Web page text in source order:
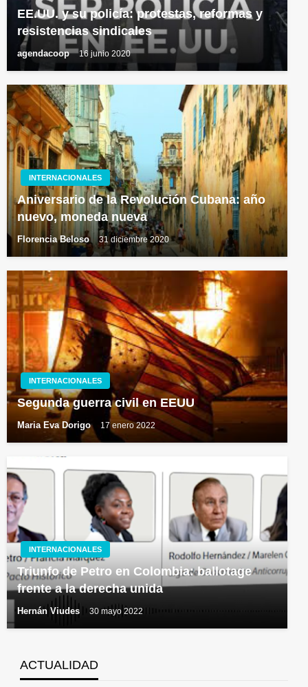
EE.UU. y su policía: protestas, reformas y
resistencias sindicales
agendacoop 16 junio 2020
INTERNACIONALES
Aniversario de la Revolución Cubana: año
nuevo, moneda nueva
Florencia Beloso 31 diciembre 2020
INTERNACIONALES
Segunda guerra civil en EEUU
Maria Eva Dorigo 17 enero 2022
INTERNACIONALES
Triunfo de Petro en Colombia: ballotage
frente a la derecha unida
Hernán Viudes 30 mayo 2022
ACTUALIDAD